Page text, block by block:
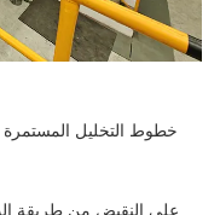
خطوط التخليل المستمرة